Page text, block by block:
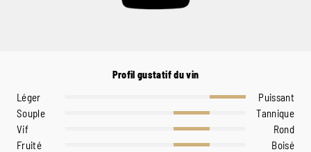
Profil gustatif du vin
Léger
Puissant
Souple
Tannique
Vif
Rond
Fruité
Boisé